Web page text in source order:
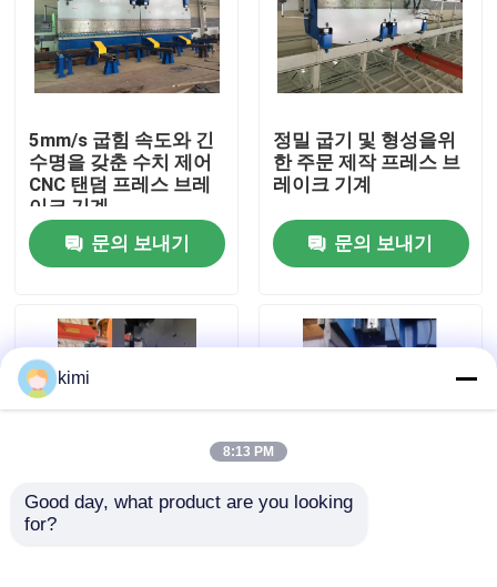
제품
회사 소개
공장 견학
품질 관리
뉴스
견적 요청
5mm/s 굽힘 속도와 긴
수명을 갖춘 수치 제어
CNC 탠덤 프레스 브레
이크 기계
문의 보내기
정밀 굽기 및 형성을위
한 주문 제작 프레스 브
레이크 기계
문의 보내기
정밀 벤딩을 위한 전문
kimi
8:13 PM
Good day, what product are you looking
for?